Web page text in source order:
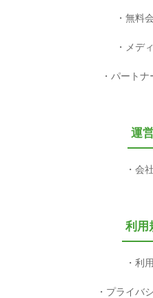
無料
メデ
パートナ
運
会
利用
利
プライバ